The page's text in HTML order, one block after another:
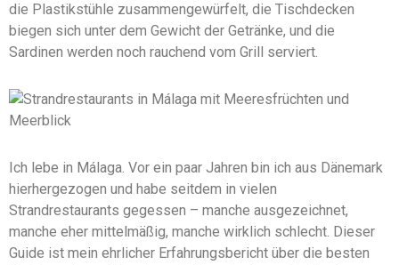
die Plastikstühle zusammengewürfelt, die Tischdecken
biegen sich unter dem Gewicht der Getränke, und die
Sardinen werden noch rauchend vom Grill serviert.
Ich lebe in Málaga. Vor ein paar Jahren bin ich aus Dänemark
hierhergezogen und habe seitdem in vielen
Strandrestaurants gegessen – manche ausgezeichnet,
manche eher mittelmäßig, manche wirklich schlecht. Dieser
Guide ist mein ehrlicher Erfahrungsbericht über die besten